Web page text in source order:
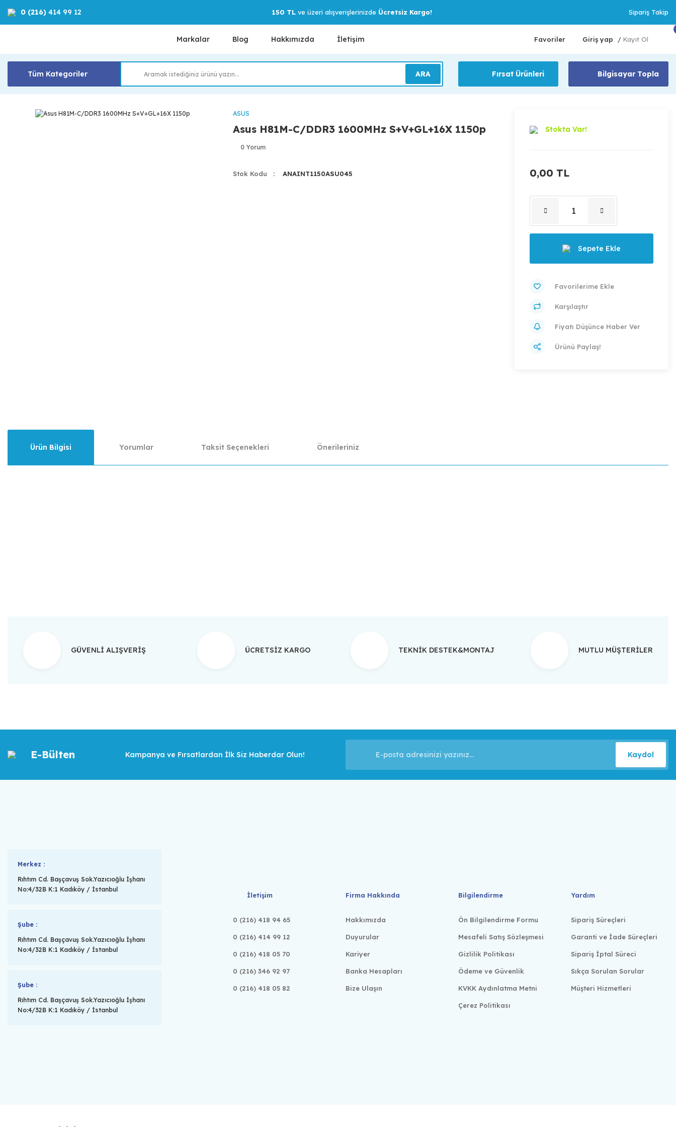
0 (216) 414 99 12 150 TLve üzeri alışverişlerinizde Ücretsiz Kargo! Sipariş Takip
Markalar Blog Hakkımızda İletişim Favoriler Giriş yap / Kayıt Ol
Tüm Kategoriler ARA Fırsat Ürünleri Bilgisayar Topla
ASUS
Asus H81M-C/DDR3 1600MHz S+V+GL+16X 1150p
0 Yorum
Stok Kodu ANAINT1150ASU045
Stokta Var!
0,00 TL
Sepete Ekle
Karşılaştır
Fiyatı Düşünce Haber Ver
Ürünü Paylaş!
Ürün Bilgisi Yorumlar Taksit Seçenekleri Önerileriniz
GÜVENLİ ALIŞVERİŞ ÜCRETSİZ KARGO TEKNİK DESTEK&MONTAJ MUTLU MÜŞTERİLER
E-Bülten Kampanya ve Fırsatlardan İlk Siz Haberdar Olun! Kaydol
Merkez :
Rıhtım Cd. Başçavuş Sok.Yazıcıoğlu İşhanı
No:4/32B K:1 Kadıköy / İstanbul
Şube :
Rıhtım Cd. Başçavuş Sok.Yazıcıoğlu İşhanı
No:4/32B K:1 Kadıköy / İstanbul
Şube :
Rıhtım Cd. Başçavuş Sok.Yazıcıoğlu İşhanı
No:4/32B K:1 Kadıköy / İstanbul
İletişim
0 (216) 418 94 65
0 (216) 414 99 12
0 (216) 418 05 70
0 (216) 346 92 97
0 (216) 418 05 82
Firma Hakkında
Hakkımızda
Duyurular
Kariyer
Banka Hesapları
Bize Ulaşın
Bilgilendirme
Ön Bilgilendirme Formu
Mesafeli Satış Sözleşmesi
Gizlilik Politikası
Ödeme ve Güvenlik
KVKK Aydınlatma Metni
Çerez Politikası
Yardım
Sipariş Süreçleri
Garanti ve İade Süreçleri
Sipariş İptal Süreci
Sıkça Sorulan Sorular
Müşteri Hizmetleri